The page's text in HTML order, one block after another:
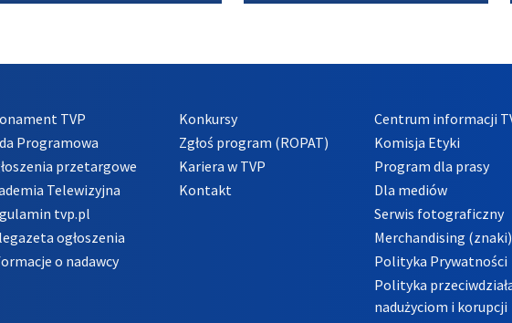
TVP
Programowa
przetargowe
Telewizyjna
tvp.pl
ogłoszenia
o nadawcy
Konkursy
Zgłoś program (ROPAT)
Kariera w TVP
Kontakt
Centrum informacji
Komisja Etyki
Program dla prasy
Dla mediów
Serwis fotograficzny
Merchandising (znaki)
Polityka Prywatności
Polityka
nadużyciom i korupcji